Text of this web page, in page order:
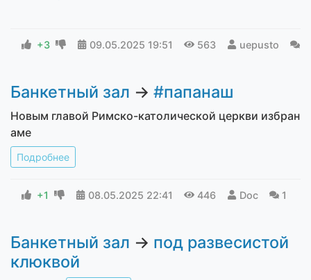
+3 09.05.2025 19:51 563 uepusto
Банкетный зал → #папанаш
Новым главой Римско-католической церкви избран
аме
Подробнее
+1 08.05.2025 22:41 446 Doc 1
Банкетный зал → под развесистой
клюквой